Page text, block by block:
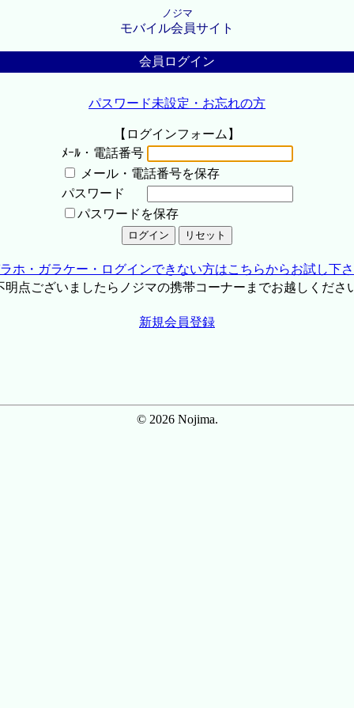
ノジマ
モバイル会員サイト
会員ログイン
パスワード未設定・お忘れの方
【ログインフォーム】
ﾒｰﾙ・電話番号
メール・電話番号を保存
パスワード
パスワードを保存
ホ・ガラケー・ログインできない方はこちらからお試し下
点ございましたらノジマの携帯コーナーまでお越しくださ
新規会員登録
© 2026 Nojima.